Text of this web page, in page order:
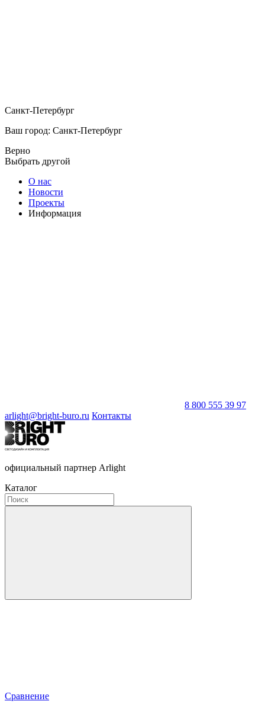
Санкт-Петербург
Ваш город: Санкт-Петербург
Верно
Выбрать другой
О нас
Новости
Проекты
Информация
8 800 555 39 97
arlight@bright-buro.ru Контакты
официальный партнер Arlight
Каталог
Сравнение